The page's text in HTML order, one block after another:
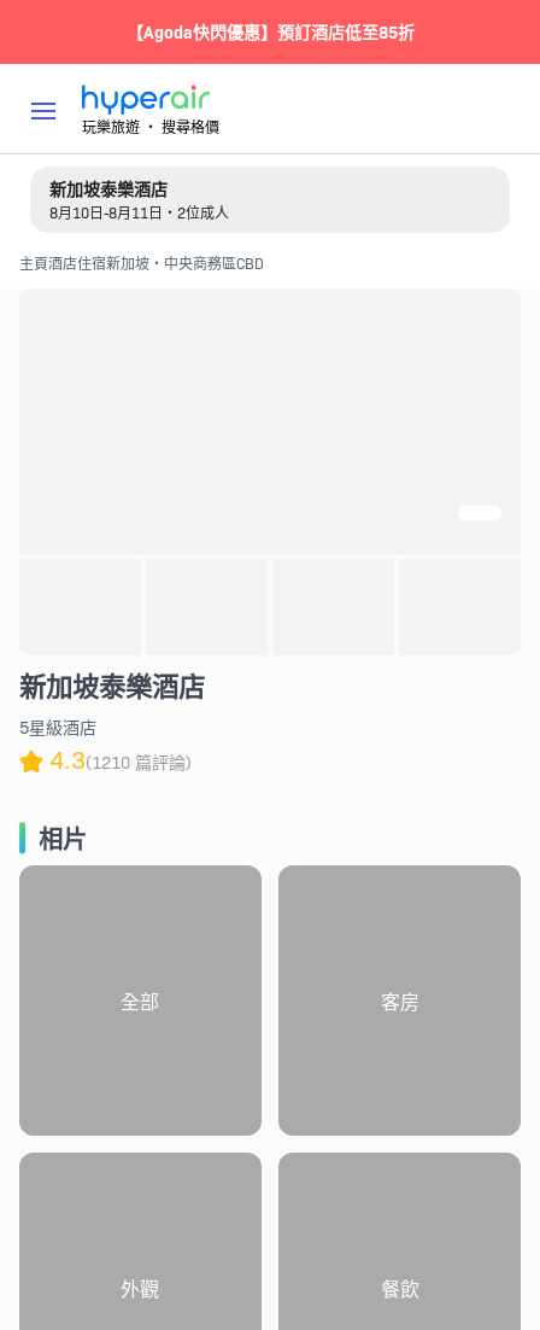
【Agoda快閃優惠】預訂酒店低至85折
玩樂旅遊 ‧ 搜尋格價
新加坡泰樂酒店
8月10日-8月11日・2位成人
主頁酒店住宿新加坡・中央商務區CBD
新加坡泰樂酒店
5星級酒店
4.3(1210 篇評論)
相片
全部 客房
外觀 餐飲